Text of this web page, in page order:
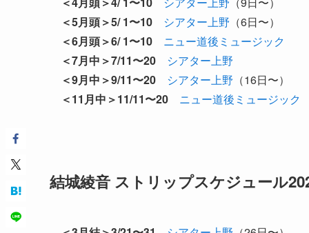
＜5月頭＞5/ 1〜10
シアター上野 （6日〜）
＜6月頭＞6/ 1〜10
ニュー道後ミュージック
＜7月中＞7/11〜20
シアター上野
＜9月中＞9/11〜20
シアター上野 （16日〜）
＜11月中＞11/11〜20
ニュー道後ミュージック
結城綾音 ストリップスケジュール